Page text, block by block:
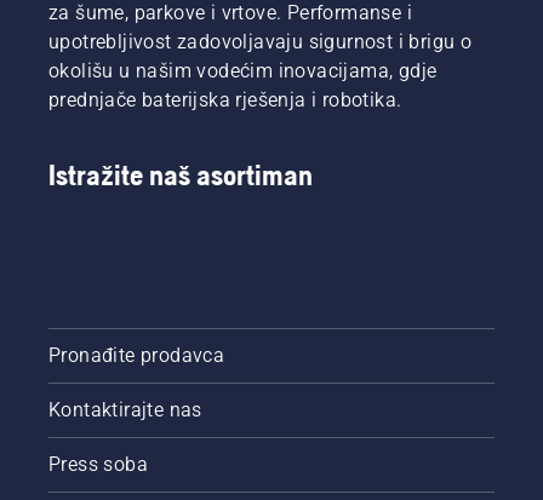
za šume, parkove i vrtove. Performanse i
upotrebljivost zadovoljavaju sigurnost i brigu o
okolišu u našim vodećim inovacijama, gdje
prednjače baterijska rješenja i robotika.
Istražite naš asortiman
Pronađite prodavca
Kontaktirajte nas
Press soba